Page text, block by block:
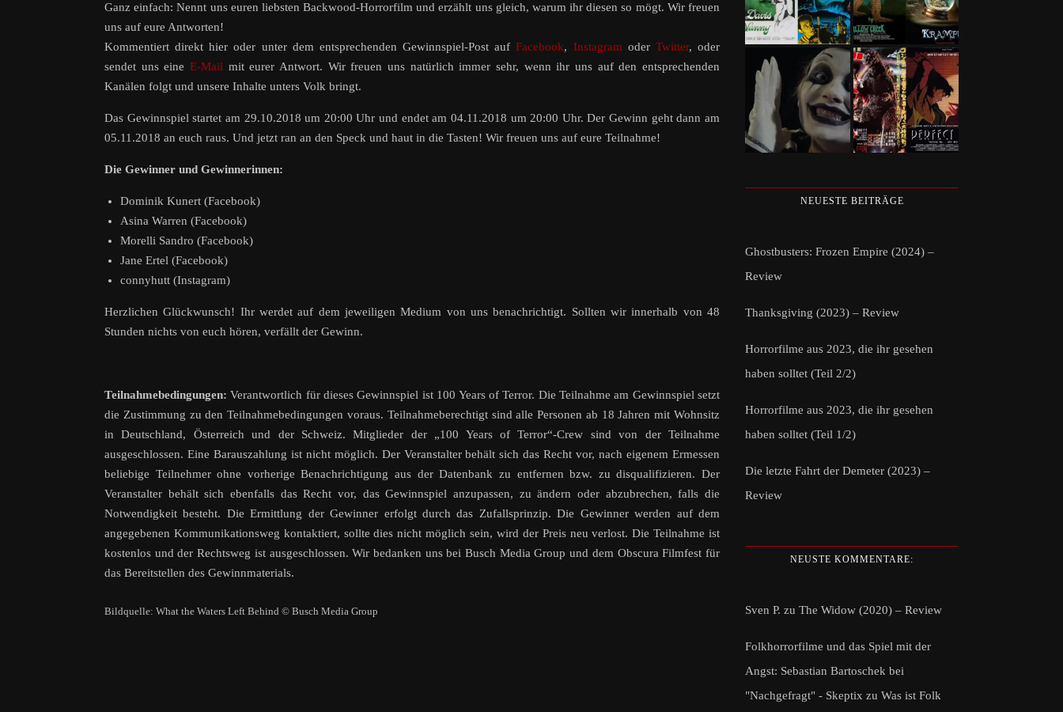
Ganz einfach: Nennt uns euren liebsten Backwood-Horrorfilm und erzählt uns gleich, warum ihr diesen so mögt. Wir freuen
uns auf eure Antworten!
Kommentiert direkt hier oder unter dem entsprechenden Gewinnspiel-Post aufFacebook, Instagramoder Twitter, oder
sendet uns eine E-Mail mit eurer Antwort. Wir freuen uns natürlich immer sehr, wenn ihr uns auf den entsprechenden
Kanälen folgt und unsere Inhalte unters Volk bringt.
Das Gewinnspiel startet am 29.10.2018 um 20:00 Uhr und endet am 04.11.2018 um 20:00 Uhr. Der Gewinn geht dann am
05.11.2018 an euch raus. Und jetzt ran an den Speck und haut in die Tasten! Wir freuen uns auf eure Teilnahme!
Die Gewinner und Gewinnerinnen:
Dominik Kunert (Facebook)
Asina Warren (Facebook)
Morelli Sandro (Facebook)
Jane Ertel (Facebook)
connyhutt (Instagram)
Herzlichen Glückwunsch! Ihr werdet auf dem jeweiligen Medium von uns benachrichtigt. Sollten wir innerhalb von 48
Stunden nichts von euch hören, verfällt der Gewinn.
Teilnahmebedingungen: Verantwortlich für dieses Gewinnspiel ist 100 Years of Terror. Die Teilnahme am Gewinnspiel setzt
die Zustimmung zu den Teilnahmebedingungen voraus. Teilnahmeberechtigt sind alle Personen ab 18 Jahren mit Wohnsitz
in Deutschland, Österreich und der Schweiz. Mitglieder der „100 Years of Terror“-Crew sind von der Teilnahme
ausgeschlossen. Eine Barauszahlung ist nicht möglich. Der Veranstalter behält sich das Recht vor, nach eigenem Ermessen
beliebige Teilnehmer ohne vorherige Benachrichtigung aus der Datenbank zu entfernen bzw. zu disqualifizieren. Der
Veranstalter behält sich ebenfalls das Recht vor, das Gewinnspiel anzupassen, zu ändern oder abzubrechen, falls die
Notwendigkeit besteht. Die Ermittlung der Gewinner erfolgt durch das Zufallsprinzip. Die Gewinner werden auf dem
angegebenen Kommunikationsweg kontaktiert, sollte dies nicht möglich sein, wird der Preis neu verlost. Die Teilnahme ist
kostenlos und der Rechtsweg ist ausgeschlossen. Wir bedanken uns bei Busch Media Group und dem Obscura Filmfest für
das Bereitstellen des Gewinnmaterials.
Bildquelle: What the Waters Left Behind © Busch Media Group
NEUESTE BEITRÄGE
Ghostbusters: Frozen Empire (2024) –
Review
Thanksgiving (2023) – Review
Horrorfilme aus 2023, die ihr gesehen
haben solltet (Teil 2/2)
Horrorfilme aus 2023, die ihr gesehen
haben solltet (Teil 1/2)
Die letzte Fahrt der Demeter (2023) –
Review
NEUSTE KOMMENTARE:
Sven P. zu The Widow (2020) – Review
Folkhorrorfilme und das Spiel mit der
Angst: Sebastian Bartoschek bei
"Nachgefragt" - Skeptix zu Was ist Folk